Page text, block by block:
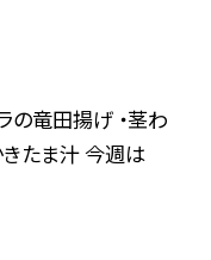
の竜田揚げ ・茎わ
きたま汁 今週は